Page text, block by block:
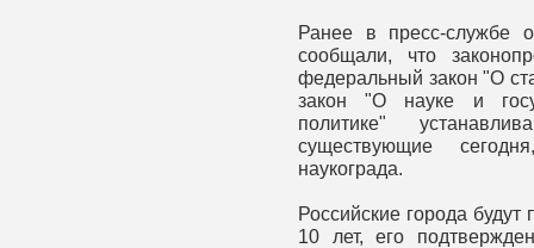
Ранее в пресс-службе
сообщали, что
федеральный закон "О
закон "О науке и
политике"
существующие
наукограда.
Российские города будут
10 лет, его